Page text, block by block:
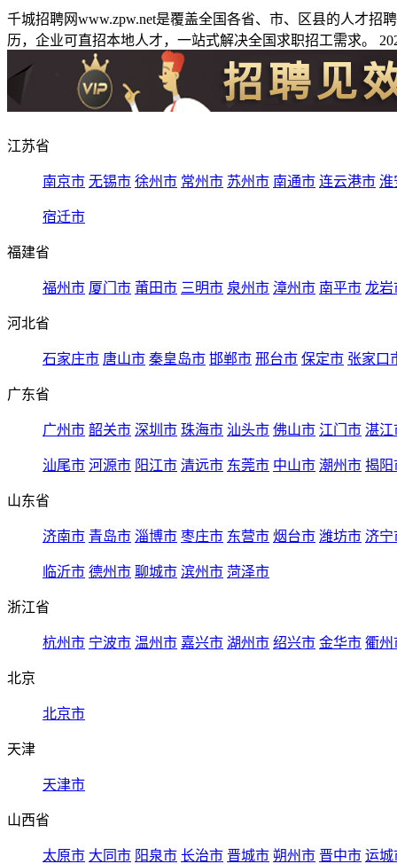
千城招聘网www.zpw.net是覆盖全国各省、市、区县的人才
历，企业可直招本地人才，一站式解决全国求职招工需求。
江苏省
南京市 无锡市 徐州市 常州市 苏州市 南通市 连云港市 淮
宿迁市
福建省
福州市 厦门市 莆田市 三明市 泉州市 漳州市 南平市 龙岩
河北省
石家庄市 唐山市 秦皇岛市 邯郸市 邢台市 保定市 张家口
广东省
广州市 韶关市 深圳市 珠海市 汕头市 佛山市 江门市 湛江
汕尾市 河源市 阳江市 清远市 东莞市 中山市 潮州市 揭阳
山东省
济南市 青岛市 淄博市 枣庄市 东营市 烟台市 潍坊市 济宁
临沂市 德州市 聊城市 滨州市 菏泽市
浙江省
杭州市 宁波市 温州市 嘉兴市 湖州市 绍兴市 金华市 衢州
北京
北京市
天津
天津市
山西省
太原市 大同市 阳泉市 长治市 晋城市 朔州市 晋中市 运城